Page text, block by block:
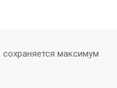
максимум